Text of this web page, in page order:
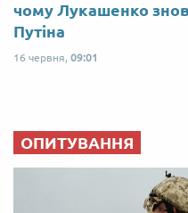
чому Лукашенко
Путіна
16 червня, 09:01
ОПИТУВАННЯ